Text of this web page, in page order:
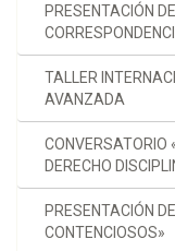
PRESENTACIÓN
TALLER
AVANZADA
CONVERSATORIO
DERECHO
PRESENTACIÓN
CONTENCIOSOS»